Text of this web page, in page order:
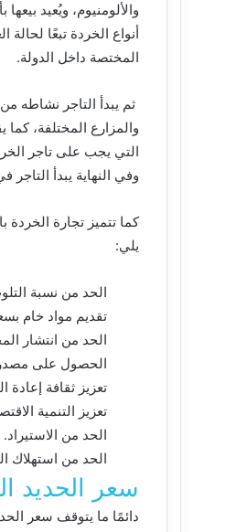
والألومنيوم، ويُعيد
أنواع الخردة تبعًا
المختصة داخل الدولة.
ثم يبدأ التاجر نشاطه
والمزارع المختلفة، كما
التي يجب على تاجر
وفي النهاية يبدأ التاجر
كما تتميز تجارة الخردة
يلي:
الحد من نسبة
تقديم مواد خام
الحد من انتشار
الحصول على مصدر
تعزيز ثقافة إعادة
تعزيز التنمية
الحد من الاستيراد.
الحد من استهلاك
سعر الحديد
دائمًا ما يتوقف سعر